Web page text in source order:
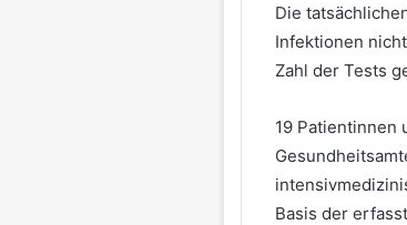
Die
Infektionen
Zahl der Tests
19 Patientinnen
Basis der